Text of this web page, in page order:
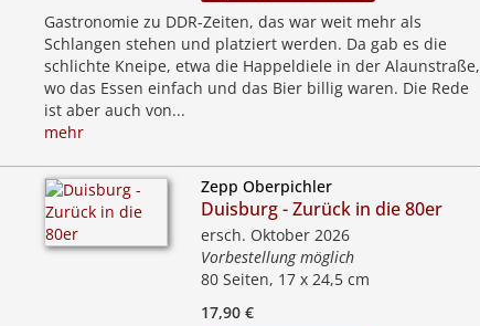
Gastronomie zu DDR-Zeiten, das war weit mehr als
Schlangen stehen und platziert werden. Da gab es die
schlichte Kneipe, etwa die Happeldiele in der Alaunstraße,
wo das Essen einfach und das Bier billig waren. Die Rede
ist aber auch von...
mehr
Zepp Oberpichler
Duisburg - Zurück in die 80er
ersch. Oktober 2026
Vorbestellung möglich
80 Seiten, 17 x 24,5 cm
17,90 €